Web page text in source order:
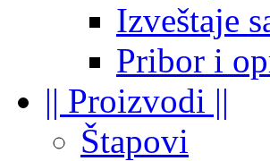
Izveštaje
Pribor i
|| Proizvodi ||
Štapovi